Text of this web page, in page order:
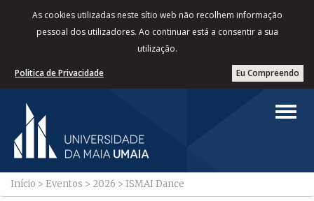
As cookies utilizadas neste sítio web não recolhem informação
pessoal dos utilizadores. Ao continuar está a consentir a sua
utilização.
Eu Compreendo
Politica de Privacidade
Início > Eventos > 2026 > ISMAI Dance